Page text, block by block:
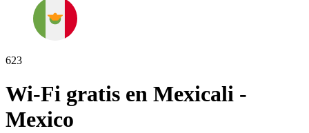
623
Wi-Fi gratis en Mexicali -
Mexico